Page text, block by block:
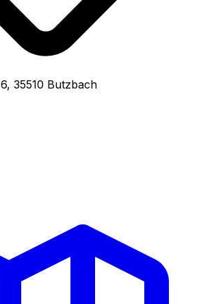
6, 35510 Butzbach